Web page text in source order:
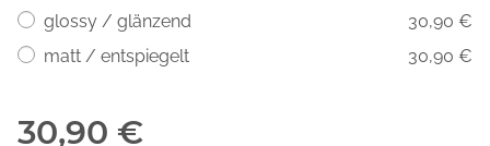
glossy / glänzend
30,90 €
matt / entspiegelt
30,90 €
30,90 €